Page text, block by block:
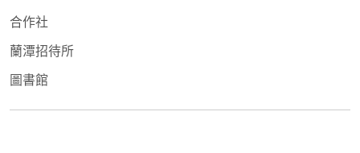
合作社
蘭潭招待所
圖書館